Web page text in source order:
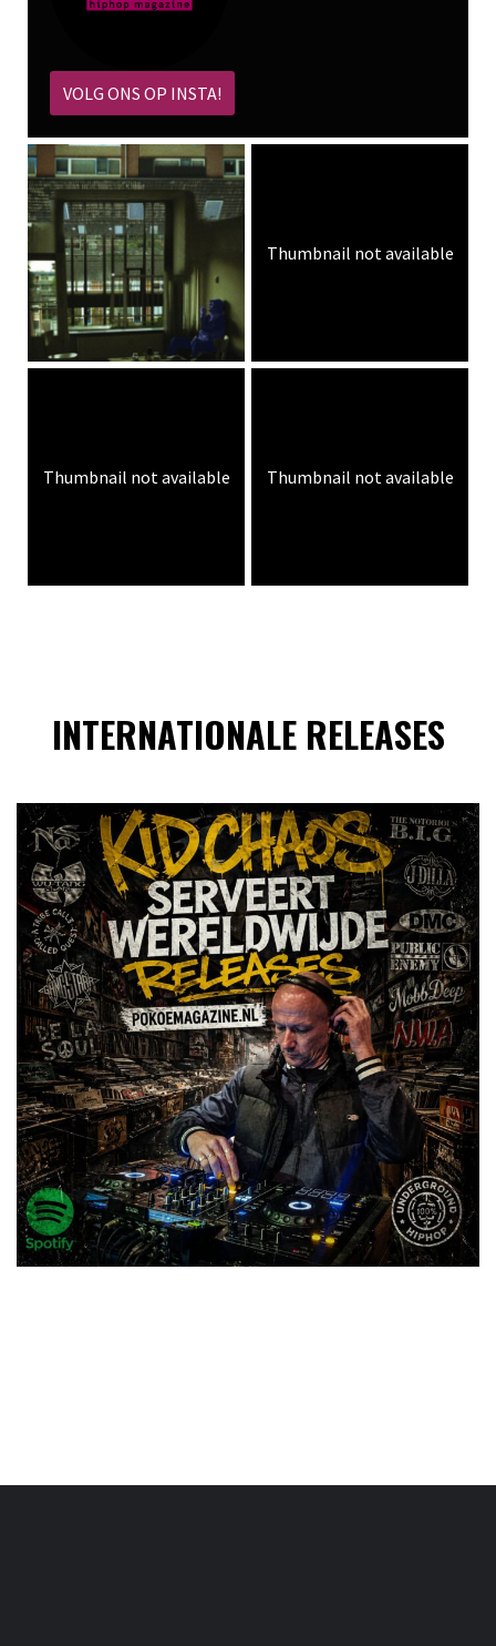
VOLG ONS OP INSTA!
Thumbnail not available
Thumbnail not available Thumbnail not available
INTERNATIONALE RELEASES